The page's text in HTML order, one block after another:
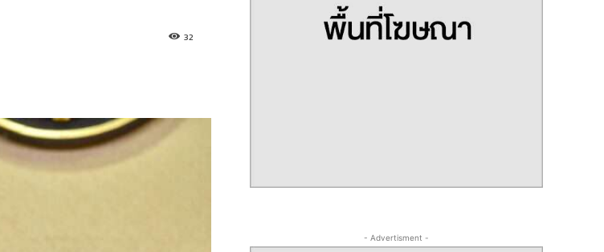
32
- Advertisment -